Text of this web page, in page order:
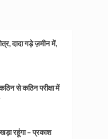
दादा गड़े ज़मीन में,
से कठिन परीक्षा में
रहूंगा – प्रकाश